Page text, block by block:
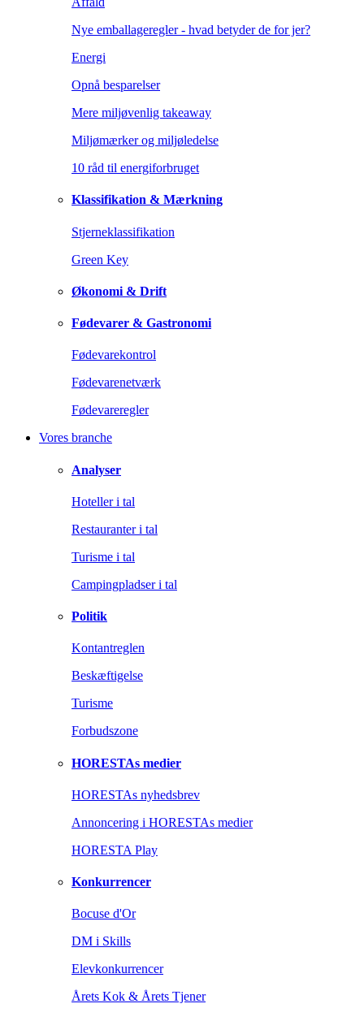
Nye emballageregler - hvad betyder de for jer?
Energi
Opnå besparelser
Mere miljøvenlig takeaway
Miljømærker og miljøledelse
10 råd til energiforbruget
Klassifikation & Mærkning
Stjerneklassifikation
Green Key
Økonomi & Drift
Fødevarer & Gastronomi
Fødevarekontrol
Fødevarenetværk
Fødevareregler
Vores branche
Analyser
Hoteller i tal
Restauranter i tal
Turisme i tal
Campingpladser i tal
Politik
Kontantreglen
Beskæftigelse
Turisme
Forbudszone
HORESTAs medier
HORESTAs nyhedsbrev
Annoncering i HORESTAs medier
HORESTA Play
Konkurrencer
Bocuse d'Or
DM i Skills
Elevkonkurrencer
Årets Kok & Årets Tjener